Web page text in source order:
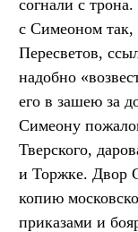
согнали с
с Симеоном так,
Пересветов,
надобно
его в зашею за
Симеону
Тверского,
и Торжке. Двор
копию
приказами и